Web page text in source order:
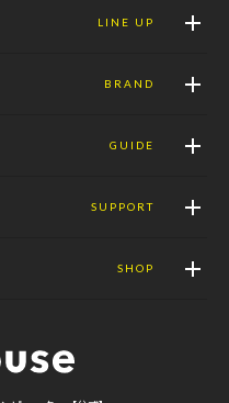
LINE UP
BRAND
GUIDE
SUPPORT
SHOP